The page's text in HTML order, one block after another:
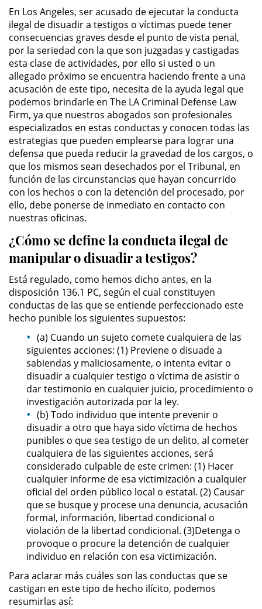
Asalto con Químicos Cáusticos
Asalto Contra un Funcionario
Público
Asalto Simple
Asuntos Posteriores a la Condena
Anulando o Rechazando una
Condena
Certificado de Rehabilitación
Eliminación de Antecedentes
Penales
Libertad condicional bajo
palabra
Condena por Asesinato
Sello de Registros de Arresto
Violación de la Libertad
Condicional
Delitos Contra la Propiedad
Dañar Líneas Telefónicas,
Eléctricas o de Servicios
Públicos
Incendio Provocado
Invasión Agravada de Propiedad
Ajena
Invasión de Propiedad Ajena
Vandalismo
Delitos de Armas
Armas Prohibidas en California
En Los Angeles, ser acusado de ejecutar la conducta
ilegal de disuadir a testigos o víctimas puede tener
consecuencias graves desde el punto de vista penal,
por la seriedad con la que son juzgadas y castigadas
esta clase de actividades, por ello si usted o un
allegado próximo se encuentra haciendo frente a una
acusación de este tipo, necesita de la ayuda legal que
podemos brindarle en The LA Criminal Defense Law
Firm, ya que nuestros abogados son profesionales
especializados en estas conductas y conocen todas las
estrategias que pueden emplearse para lograr una
defensa que pueda reducir la gravedad de los cargos, o
que los mismos sean desechados por el Tribunal, en
función de las circunstancias que hayan concurrido
con los hechos o con la detención del procesado, por
ello, debe ponerse de inmediato en contacto con
nuestras oficinas.
¿Cómo se define la conducta ilegal de
manipular o disuadir a testigos?
Está regulado, como hemos dicho antes, en la
disposición 136.1 PC, según el cual constituyen
conductas de las que se entiende perfeccionado este
hecho punible los siguientes supuestos:
(a) Cuando un sujeto comete cualquiera de las
siguientes acciones: (1) Previene o disuade a
sabiendas y maliciosamente, o intenta evitar o
disuadir a cualquier testigo o víctima de asistir o
dar testimonio en cualquier juicio, procedimiento o
investigación autorizada por la ley.
(b) Todo individuo que intente prevenir o
disuadir a otro que haya sido víctima de hechos
punibles o que sea testigo de un delito, al cometer
cualquiera de las siguientes acciones, será
considerado culpable de este crimen: (1) Hacer
cualquier informe de esa victimización a cualquier
oficial del orden público local o estatal. (2) Causar
que se busque y procese una denuncia, acusación
formal, información, libertad condicional o
violación de la libertad condicional. (3)Detenga o
provoque o procure la detención de cualquier
individuo en relación con esa victimización.
Para aclarar más cuáles son las conductas que se
castigan en este tipo de hecho ilícito, podemos
resumirlas así: